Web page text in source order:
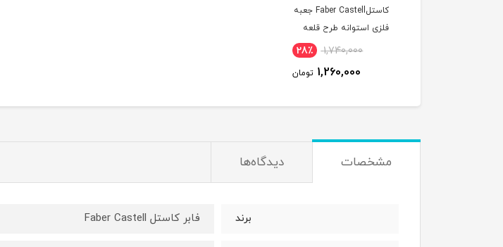
کاستلFaber Castell جعبه
فلزی استوانه طرح قلعه
1,740,000 28٪
1,260,000 تومان
مشخصات دیدگاه‌ها
برند فابر کاستل Faber Castell